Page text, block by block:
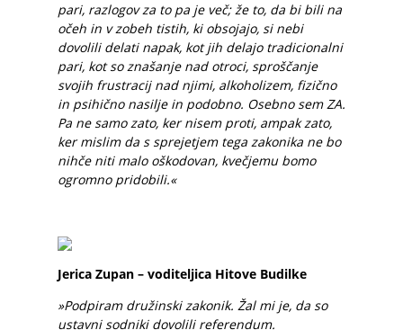
pari, razlogov za to pa je več; že to, da bi bili na
očeh in v zobeh tistih, ki obsojajo, si nebi
dovolili delati napak, kot jih delajo tradicionalni
pari, kot so znašanje nad otroci, sproščanje
svojih frustracij nad njimi, alkoholizem, fizično
in psihično nasilje in podobno. Osebno sem ZA.
Pa ne samo zato, ker nisem proti, ampak zato,
ker mislim da s sprejetjem tega zakonika ne bo
nihče niti malo oškodovan, kvečjemu bomo
ogromno pridobili.«
Jerica Zupan – voditeljica Hitove Budilke
»Podpiram družinski zakonik. Žal mi je, da so
ustavni sodniki dovolili referendum.